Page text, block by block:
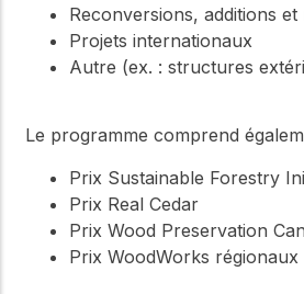
Reconversions, additions
Projets internationaux
Autre (ex. : structures
Le programme comprend
Prix Sustainable Forestry
Prix Real Cedar
Prix Wood Preservation
Prix WoodWorks